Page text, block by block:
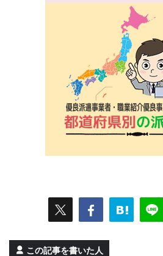
この記事を書いた人